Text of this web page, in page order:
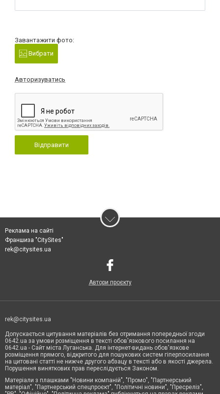
Завантажити фото:
Вибрати
Авторизуватись
Відправити
Реклама на сайті
Франшиза "CitySites"
rek@citysites.ua
Автори проєкту
rek@citysites.ua
Допускається цитування матеріалів без отримання попередньої згоди
0642.ua за умови розміщення в тексті обов'язкового посилання на
0642.ua - Сайт міста Луганська. Для інтернет-видань обов'язкове
розміщення прямого, відкритого для пошукових систем гіперпосилання
на цитовані статті не нижче другого абзацу в тексті або в якості джерела.
Порушення виняткових прав переслідується Законом.
Матеріали з плашками "Новини компаній", "Промо", "Партнерський
матеріал", "Партнерський спецпроєкт", "Політичні новини", "Пресреліз",